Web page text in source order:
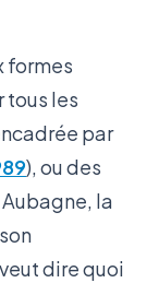
formes
tous les
par
), ou des
la
dire quoi